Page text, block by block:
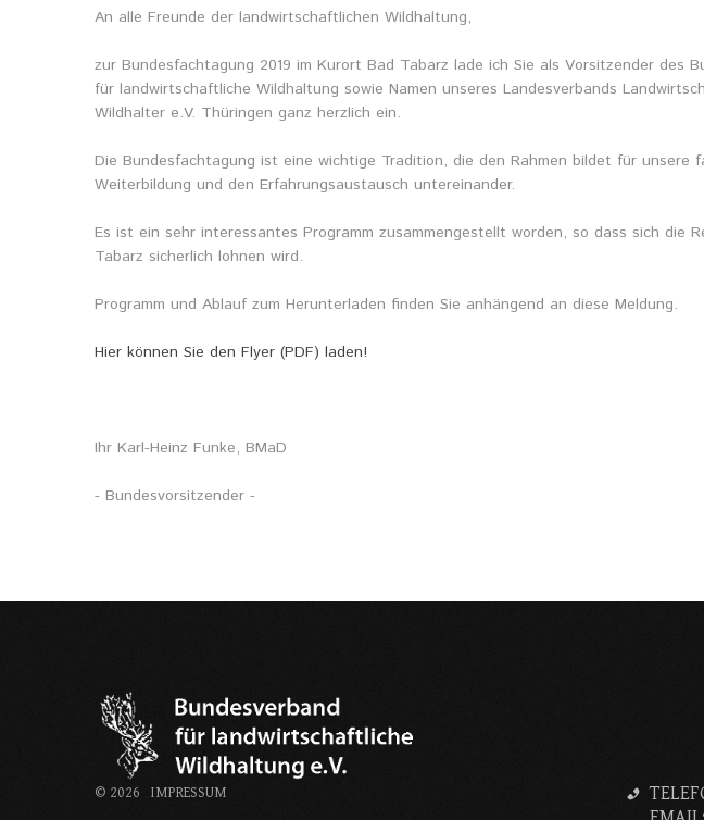
An alle Freunde der landwirtschaftlichen Wildhaltung,
zur Bundesfachtagung 2019 im Kurort Bad Tabarz lade ich Sie als Vorsitzender des
für landwirtschaftliche Wildhaltung sowie Namen unseres Landesverbands
Wildhalter e.V. Thüringen ganz herzlich ein.
Die Bundesfachtagung ist eine wichtige Tradition, die den Rahmen bildet für unsere
Weiterbildung und den Erfahrungsaustausch untereinander.
Es ist ein sehr interessantes Programm zusammengestellt worden, so dass sich die
Tabarz sicherlich lohnen wird.
Programm und Ablauf zum Herunterladen finden Sie anhängend an diese Meldung.
Hier können Sie den Flyer (PDF) laden!
Ihr Karl-Heinz Funke, BMaD
- Bundesvorsitzender -
© 2026 IMPRESSUM